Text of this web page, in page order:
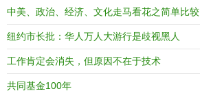
中美、政治、经济、文化走马看花之简单比较
纽约市长批：华人万人大游行是歧视黑人
工作肯定会消失，但原因不在于技术
共同基金100年